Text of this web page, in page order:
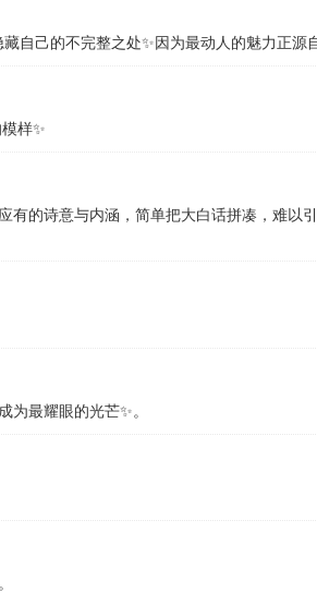
自己的不完整之处✨因为最动人的魅力正源
样✨
的诗意与内涵，简单把大白话拼凑，难以
最耀眼的光芒✨。